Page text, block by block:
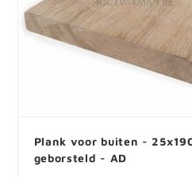
Plank voor buiten -
geborsteld - AD